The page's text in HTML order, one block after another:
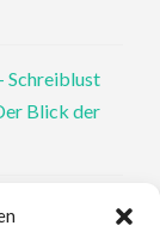
Schreiblust
Blick der
Dr. Pat